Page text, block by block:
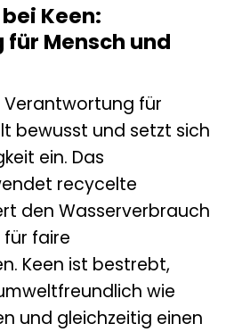
Keen:
Mensch und
Verantwortung für
bewusst und setzt sich
ein. Das
recycelte
den Wasserverbrauch
faire
Keen ist bestrebt,
wie
und gleichzeitig einen